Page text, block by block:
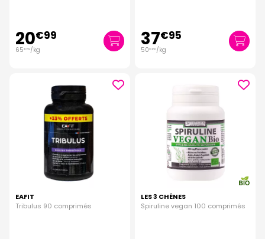
20€99
65€59/kg 37€95
50€60/kg
EAFIT
Tribulus 90 comprimés
LES 3 CHÊNES
Spiruline vegan 100 comprimés